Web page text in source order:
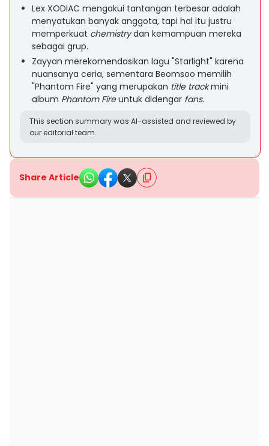
Lex XODIAC mengakui tantangan terbesar adalah
menyatukan banyak anggota, tapi hal itu justru
memperkuat chemistrydan kemampuan mereka
sebagai grup.
Zayyan merekomendasikan lagu "Starlight" karena
nuansanya ceria, sementara Beomsoo memilih
"Phantom Fire" yang merupakan title trackmini
album Phantom Fireuntuk didengar fans.
This section summary was AI-assisted and reviewed by
our editorial team.
Share Article